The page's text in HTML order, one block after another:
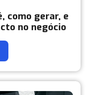
como gerar, e
no negócio